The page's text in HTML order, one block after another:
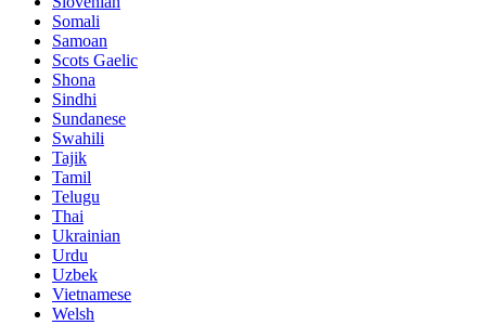
Somali
Samoan
Scots Gaelic
Shona
Sindhi
Sundanese
Swahili
Tajik
Tamil
Telugu
Thai
Ukrainian
Urdu
Uzbek
Vietnamese
Welsh